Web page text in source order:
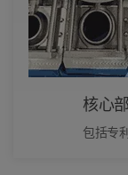
核心
包括专